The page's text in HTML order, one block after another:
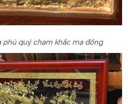
phú quý chạm khắc mạ đồng